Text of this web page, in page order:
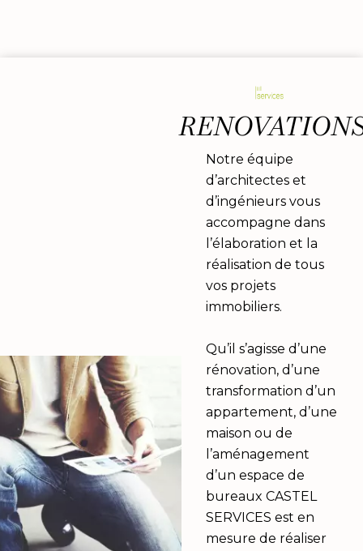
Notre équipe
d’architectes et
d’ingénieurs vous
accompagne dans
l’élaboration et la
réalisation de tous
vos projets
immobiliers.
Qu’il s’agisse d’une
rénovation, d’une
transformation d’un
appartement, d’une
maison ou de
l’aménagement
d’un espace de
bureaux CASTEL
SERVICES est en
mesure de réaliser